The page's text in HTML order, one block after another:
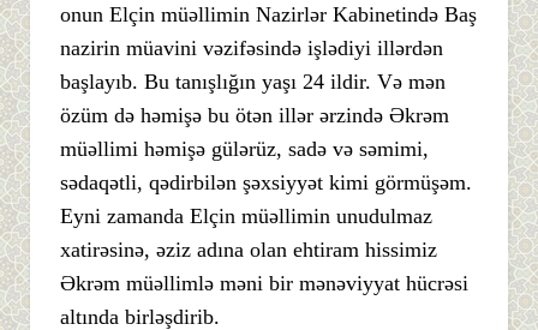
onun Elçin müəllimin Nazirlər Kabinetində Baş
nazirin müavini vəzifəsində işlədiyi illərdən
başlayıb. Bu tanışlığın yaşı 24 ildir. Və mən
özüm də həmişə bu ötən illər ərzində Əkrəm
müəllimi həmişə gülərüz, sadə və səmimi,
sədaqətli, qədirbilən şəxsiyyət kimi görmüşəm.
Eyni zamanda Elçin müəllimin unudulmaz
xatirəsinə, əziz adına olan ehtiram hissimiz
Əkrəm müəllimlə məni bir mənəviyyat hücrəsi
altında birləşdirib.